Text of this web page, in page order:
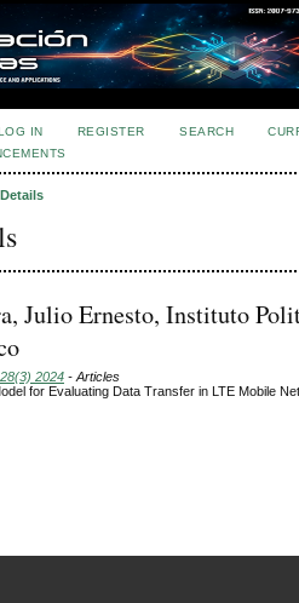
IN REGISTER SEARCH
Julio Ernesto, Instituto
2024 - Articles
for Evaluating Data Transfer in LTE Mobile